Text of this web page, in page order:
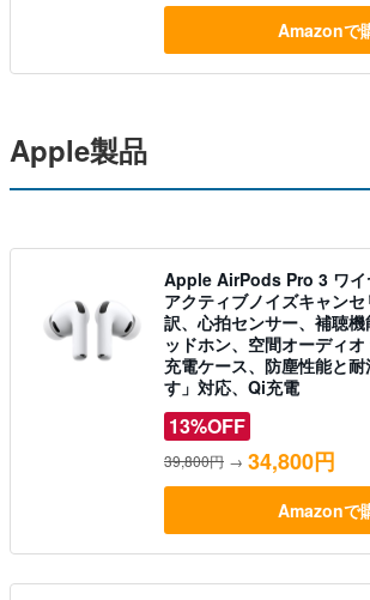
Amazonで
Apple製品
Apple AirPods Pro 3 ワイ
アクティブノイズキャン
訳、心拍センサー、補聴
ッドホン、空間オーディ
充電ケース、防塵性能と
す」対応、Qi充電
13%OFF
39,800円 → 34,800円
Amazonで